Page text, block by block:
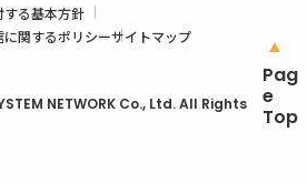
Pag
e
Top
する基本方針
関するポリシーサイトマップ
NETWORK Co., Ltd. All Rights